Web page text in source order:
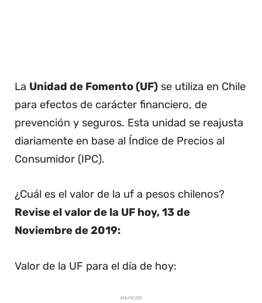
La Unidad de Fomento (UF) se utiliza en Chile
para efectos de carácter financiero, de
prevención y seguros. Esta unidad se reajusta
diariamente en base al Índice de Precios al
Consumidor (IPC).
¿Cuál es el valor de la uf a pesos chilenos?
Revise el valor de la UF hoy, 13 de
Noviembre de 2019:
Valor de la UF para el día de hoy:
ANUNCIOS